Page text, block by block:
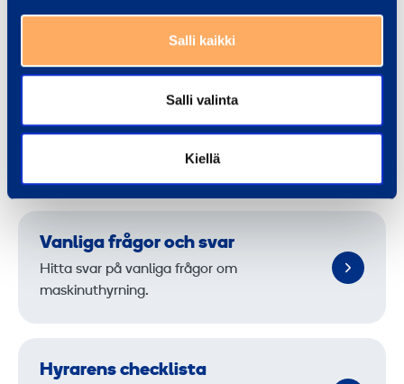
Salli kaikki
Salli valinta
Kiellä
Nyttiga länkar
Vanliga frågor och svar
Hitta svar på vanliga frågor om
maskinuthyrning.
Hyrarens checklista